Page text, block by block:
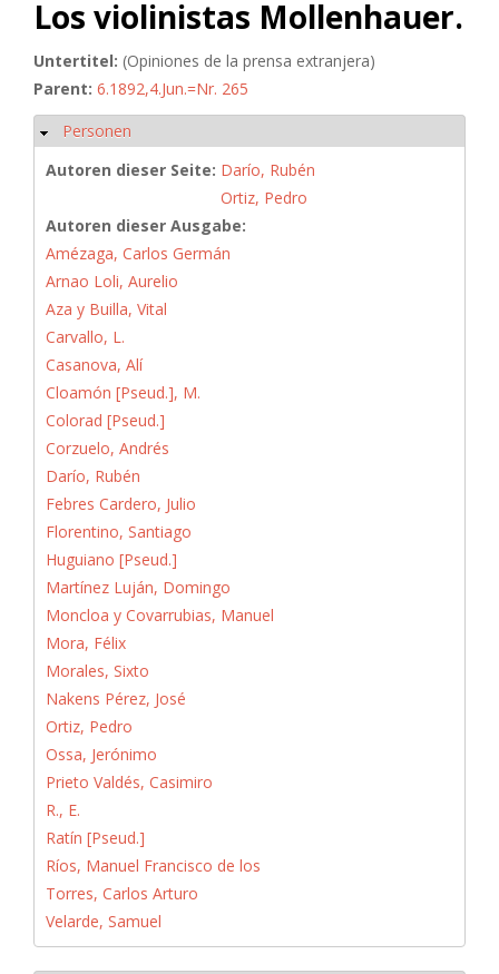
Los violinistas Mollenhauer.
Untertitel: (Opiniones de la prensa extranjera)
Parent: 6.1892,4.Jun.=Nr. 265
Ausblenden
Personen
Autoren dieser Seite: Darío, Rubén
Ortiz, Pedro
Autoren dieser Ausgabe:
Amézaga, Carlos Germán
Arnao Loli, Aurelio
Aza y Builla, Vital
Carvallo, L.
Casanova, Alí
Cloamón [Pseud.], M.
Colorad [Pseud.]
Corzuelo, Andrés
Darío, Rubén
Febres Cardero, Julio
Florentino, Santiago
Huguiano [Pseud.]
Martínez Luján, Domingo
Moncloa y Covarrubias, Manuel
Mora, Félix
Morales, Sixto
Nakens Pérez, José
Ortiz, Pedro
Ossa, Jerónimo
Prieto Valdés, Casimiro
R., E.
Ratín [Pseud.]
Ríos, Manuel Francisco de los
Torres, Carlos Arturo
Velarde, Samuel